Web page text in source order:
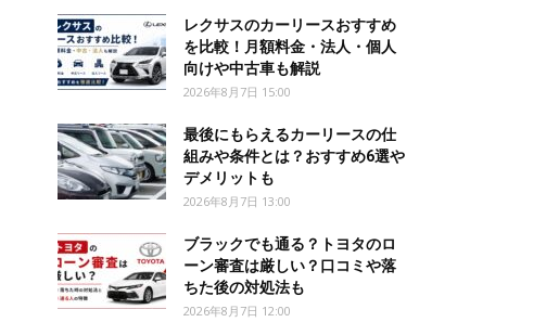
レクサスのカーリースおすすめ
を比較！月額料金・法人・個人
向けや中古車も解説
2026年8月7日 15:00
最後にもらえるカーリースの仕
組みや条件とは？おすすめ6選や
デメリットも
2026年8月7日 13:00
ブラックでも通る？トヨタのロ
ーン審査は厳しい？口コミや落
ちた後の対処法も
2026年8月7日 12:00